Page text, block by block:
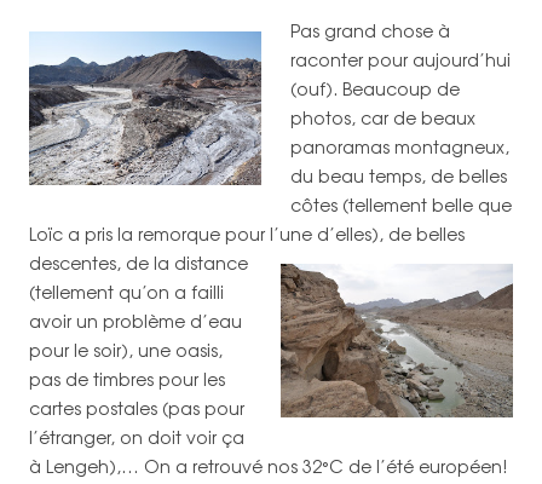
Pas grand chose à
raconter pour aujourd’hui
(ouf). Beaucoup de
photos, car de beaux
panoramas montagneux,
du beau temps, de belles
côtes (tellement belle que
Loïc a pris la remorque pour l’une d’elles), de belles
descentes, de la distance
(tellement qu’on a failli
avoir un problème d’eau
pour le soir), une oasis,
pas de timbres pour les
cartes postales (pas pour
l’étranger, on doit voir ça
à Lengeh),… On a retrouvé nos 32°C de l’été européen!